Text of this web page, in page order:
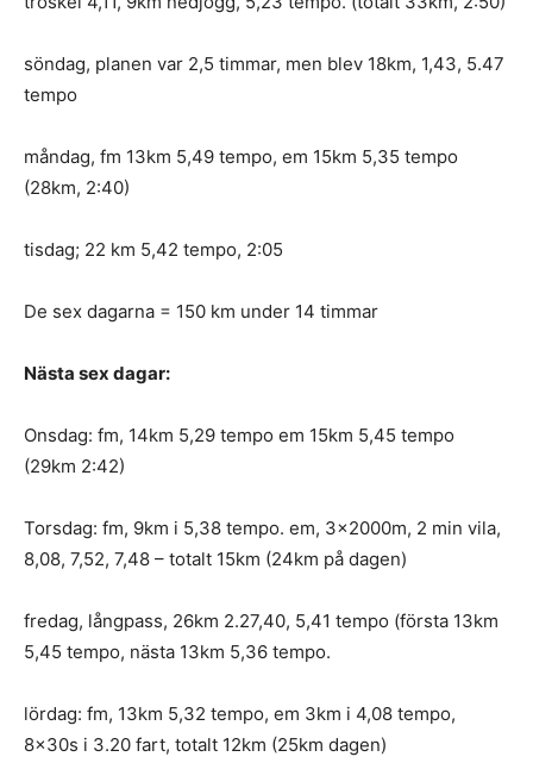
söndag, planen var 2,5 timmar, men blev 18km, 1,43, 5.47
tempo
måndag, fm 13km 5,49 tempo, em 15km 5,35 tempo
(28km, 2:40)
tisdag; 22 km 5,42 tempo, 2:05
De sex dagarna = 150 km under 14 timmar
Nästa sex dagar:
Onsdag: fm, 14km 5,29 tempo em 15km 5,45 tempo
(29km 2:42)
Torsdag: fm, 9km i 5,38 tempo. em, 3x2000m, 2 min vila,
8,08, 7,52, 7,48 – totalt 15km (24km på dagen)
fredag, långpass, 26km 2.27,40, 5,41 tempo (första 13km
5,45 tempo, nästa 13km 5,36 tempo.
lördag: fm, 13km 5,32 tempo, em 3km i 4,08 tempo,
8x30s i 3.20 fart, totalt 12km (25km dagen)